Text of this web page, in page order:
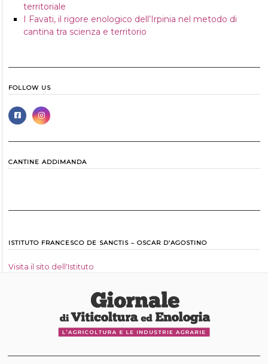
territoriale
I Favati, il rigore enologico dell’Irpinia nel metodo di
cantina tra scienza e territorio
FOLLOW US
CANTINE ADDIMANDA
ISTITUTO FRANCESCO DE SANCTIS – OSCAR D’AGOSTINO
Visita il sito dell'Istituto